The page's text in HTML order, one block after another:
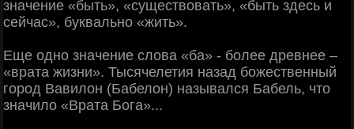
значение «быть», «существовать», «быть здесь и
сейчас», буквально «жить».
Еще одно значение слова «ба» - более древнее –
«врата жизни». Тысячелетия назад божественный
город Вавилон (Бабелон) назывался Бабель, что
значило «Врата Бога»...